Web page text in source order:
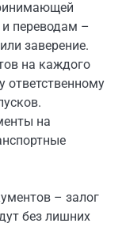
переводам –
заверение.
на каждого
ответственному
на
– залог
без лишних